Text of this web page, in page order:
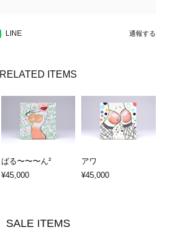
LINE 通報する
RELATED ITEMS
ばる〜〜〜ん²
¥45,000
アワ
¥45,000
SALE ITEMS